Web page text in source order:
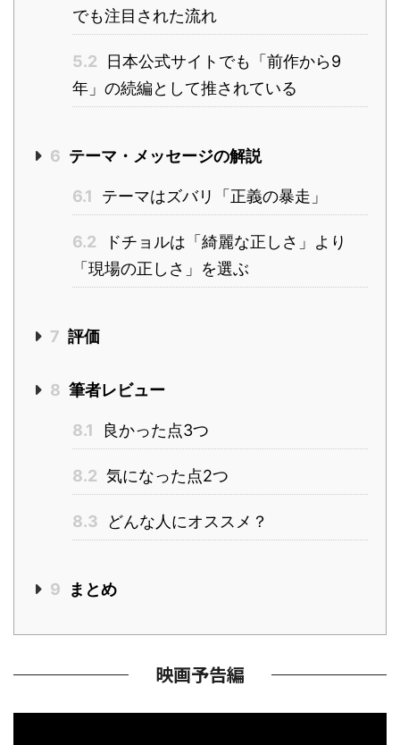
でも注目された流れ
5.2
日本公式サイトでも「前作から9
年」の続編として推されている
6 テーマ・メッセージの解説
6.1 テーマはズバリ「正義の暴走」
6.2
ドチョルは「綺麗な正しさ」より
「現場の正しさ」を選ぶ
7 評価
8 筆者レビュー
8.1 良かった点3つ
8.2 気になった点2つ
8.3 どんな人にオススメ？
9 まとめ
映画予告編